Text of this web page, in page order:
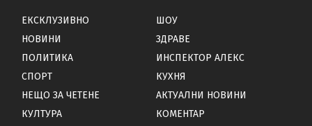
ЕКСКЛУЗИВНО
НОВИНИ
ПОЛИТИКА
СПОРТ
НЕЩО ЗА ЧЕТЕНЕ
КУЛТУРА
ШОУ
ЗДРАВЕ
ИНСПЕКТОР АЛЕКС
КУХНЯ
АКТУАЛНИ НОВИНИ
КОМЕНТАР